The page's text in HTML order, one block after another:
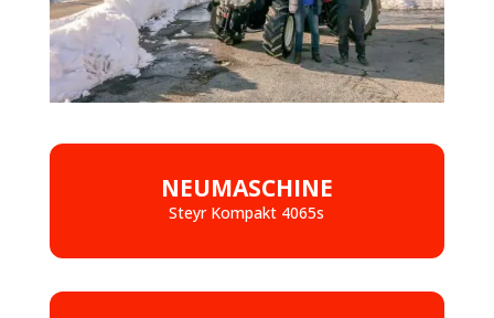
NEUMASCHINE
Steyr Kompakt 4065s